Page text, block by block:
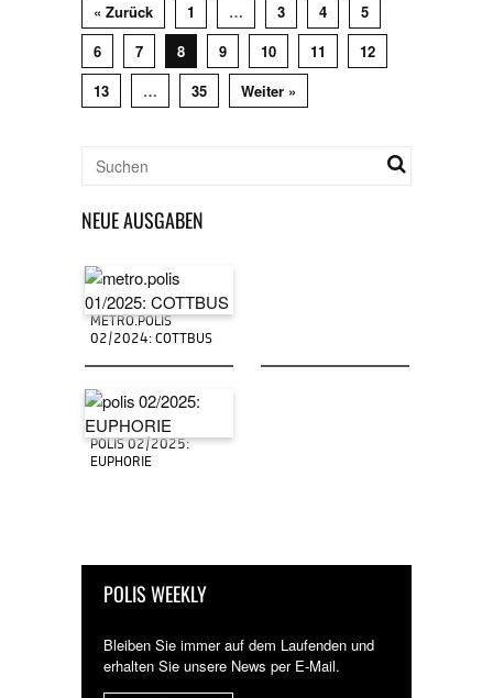
« Zurück 1 … 3 4
5
6
7 8 9 10 11
12
13
… 35 Weiter »
NEUE AUSGABEN
METRO.POLIS
02/2024: COTTBUS
POLIS 02/2025:
EUPHORIE
POLIS WEEKLY
Bleiben Sie immer auf dem Laufenden und
erhalten Sie unsere News per E-Mail.